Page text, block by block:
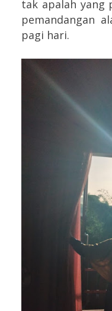
tak apalah yang
pemandangan
pagi hari.